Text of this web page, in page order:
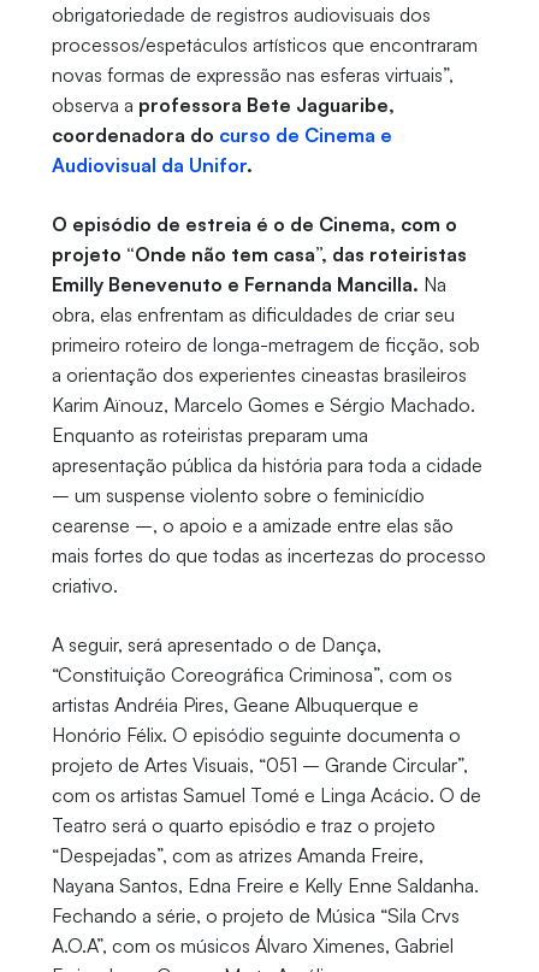
obrigatoriedade de registros audiovisuais dos
processos/espetáculos artísticos que encontraram
novas formas de expressão nas esferas virtuais”,
observa a professora Bete Jaguaribe,
coordenadora do curso de Cinema e
Audiovisual da Unifor.
O episódio de estreia é o de Cinema, com o
projeto “Onde não tem casa”, das roteiristas
Emilly Benevenuto e Fernanda Mancilla. Na
obra, elas enfrentam as dificuldades de criar seu
primeiro roteiro de longa-metragem de ficção, sob
a orientação dos experientes cineastas brasileiros
Karim Aïnouz, Marcelo Gomes e Sérgio Machado.
Enquanto as roteiristas preparam uma
apresentação pública da história para toda a cidade
– um suspense violento sobre o feminicídio
cearense –, o apoio e a amizade entre elas são
mais fortes do que todas as incertezas do processo
criativo.
A seguir, será apresentado o de Dança,
“Constituição Coreográfica Criminosa”, com os
artistas Andréia Pires, Geane Albuquerque e
Honório Félix. O episódio seguinte documenta o
projeto de Artes Visuais, “051 – Grande Circular”,
com os artistas Samuel Tomé e Linga Acácio. O de
Teatro será o quarto episódio e traz o projeto
“Despejadas”, com as atrizes Amanda Freire,
Nayana Santos, Edna Freire e Kelly Enne Saldanha.
Fechando a série, o projeto de Música “Sila Crvs
A.O.A”, com os músicos Álvaro Ximenes, Gabriel